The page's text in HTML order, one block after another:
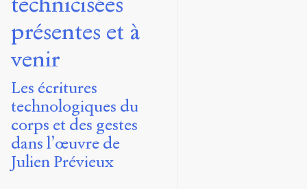
Bédard-
Goulet
8
articles
Notes
Citations
Citer /
Partager
/
présentes et à
venir
Les écritures
technologiques du
corps et des gestes
dans l’œuvre de
Julien Prévieux